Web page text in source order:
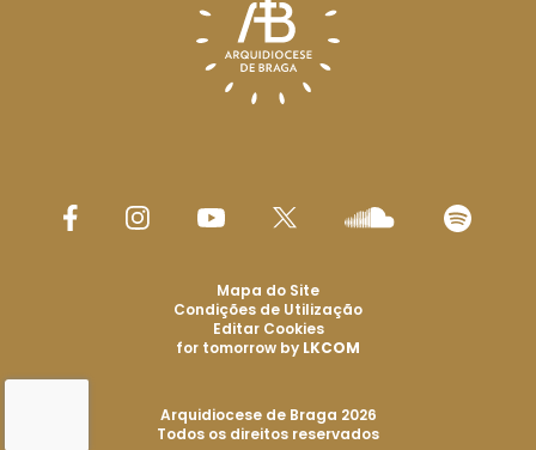
Arquidiocese de Braga 2026
Todos os direitos reservados
Mapa do Site
Condições de Utilização
Editar Cookies
for tomorrow by LKCOM